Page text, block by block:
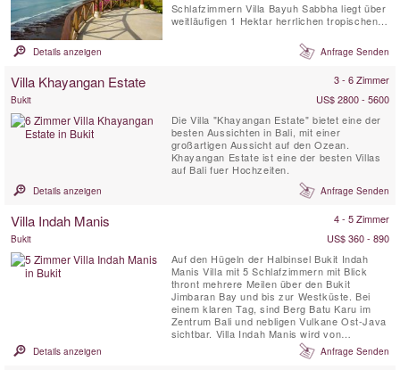
Schlafzimmern Villa Bayuh Sabbha liegt über
weitläufigen 1 Hektar herrlichen tropischen
Villa, die eine in sich geschlossene Zwei-
Zimmer-Gästehaus umfasst, ist voll besetzt
Einrichtungen, darunter zwei Pools, einen ...
Details anzeigen Anfrage Senden
Villa Khayangan Estate 3 - 6 Zimmer
Bukit
US$ 2800 - 5600
Die Villa "Khayangan Estate" bietet eine der
besten Aussichten in Bali, mit einer
großartigen Aussicht auf den Ozean.
Khayangan Estate ist eine der besten Villas
auf Bali fuer Hochzeiten.
Details anzeigen Anfrage Senden
Villa Indah Manis 4 - 5 Zimmer
Bukit
US$ 360 - 890
Auf den Hügeln der Halbinsel Bukit Indah
Manis Villa mit 5 Schlafzimmern mit Blick
thront mehrere Meilen über den Bukit
Jimbaran Bay und bis zur Westküste. Bei
einem klaren Tag, sind Berg Batu Karu im
Zentrum Bali und nebligen Vulkane Ost-Java
sichtbar. Villa Indah Manis wird von
zahlreichen Annehmlichkeiten
charakterisiert, um ihre Gäste begeistern,
Details anzeigen Anfrage Senden